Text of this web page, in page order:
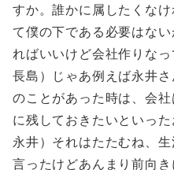
すか。誰かに属したくな
て僕の下である必要はな
ればいいけど会社作りなっ
長島）じゃあ例えば永井
のことがあった時は、会
に残しておきたいといった
永井）それはたたむね、
言ったけどあんまり前向